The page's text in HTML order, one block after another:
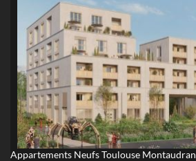
Appartements Neufs Toulouse Montaudran